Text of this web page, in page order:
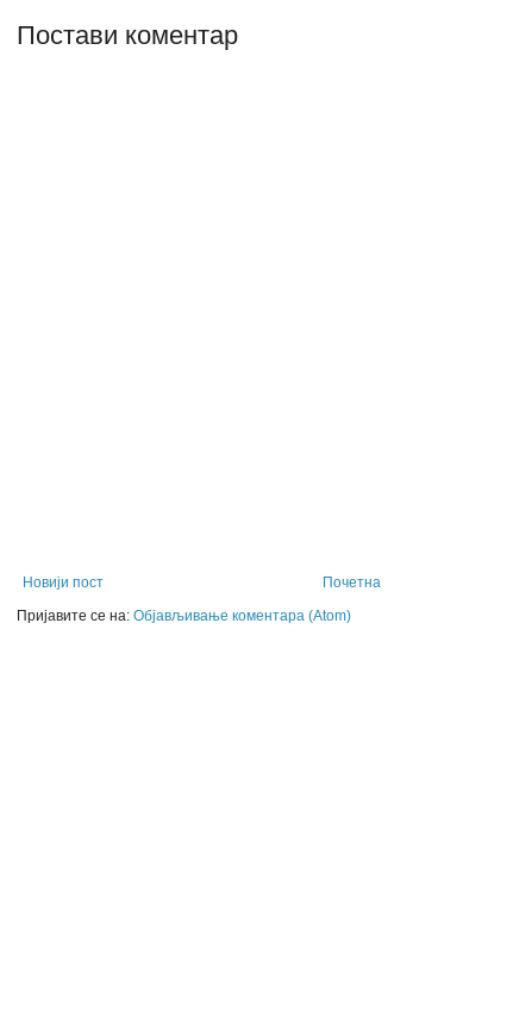
Постави коментар
Новији пост
Почетна
Пријавите се на: Објављивање коментара (Atom)